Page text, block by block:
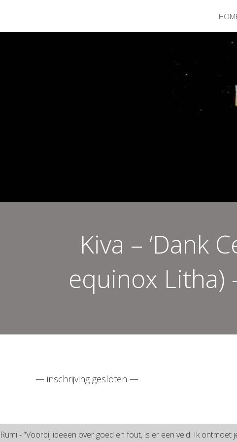
Kiva – ‘Dank
equinox Litha)
— inschrijving gesloten —
Rumi - “Voorbij ideeën over goed en fout, is er een veld. Ik ontmoet